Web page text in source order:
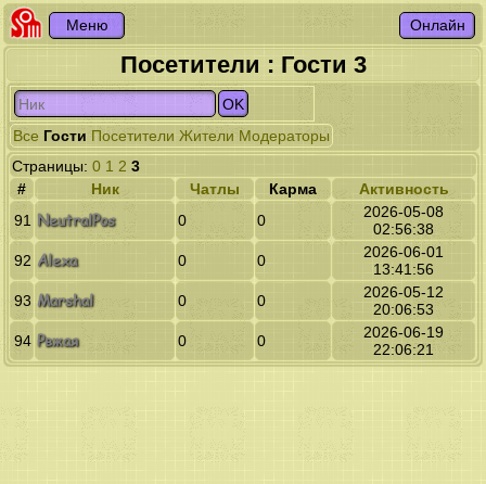
Посетители : Гости 3
Все Гости Посетители Жители Модераторы
Страницы: 0 1 2 3
#
Ник Чатлы Карма
Активность
91 NeutralPos 0 0
2026-05-08
02:56:38
92 Alexa 0 0
2026-06-01
13:41:56
93 Marshal 0 0
2026-05-12
20:06:53
94 Рвжая 0 0
2026-06-19
22:06:21